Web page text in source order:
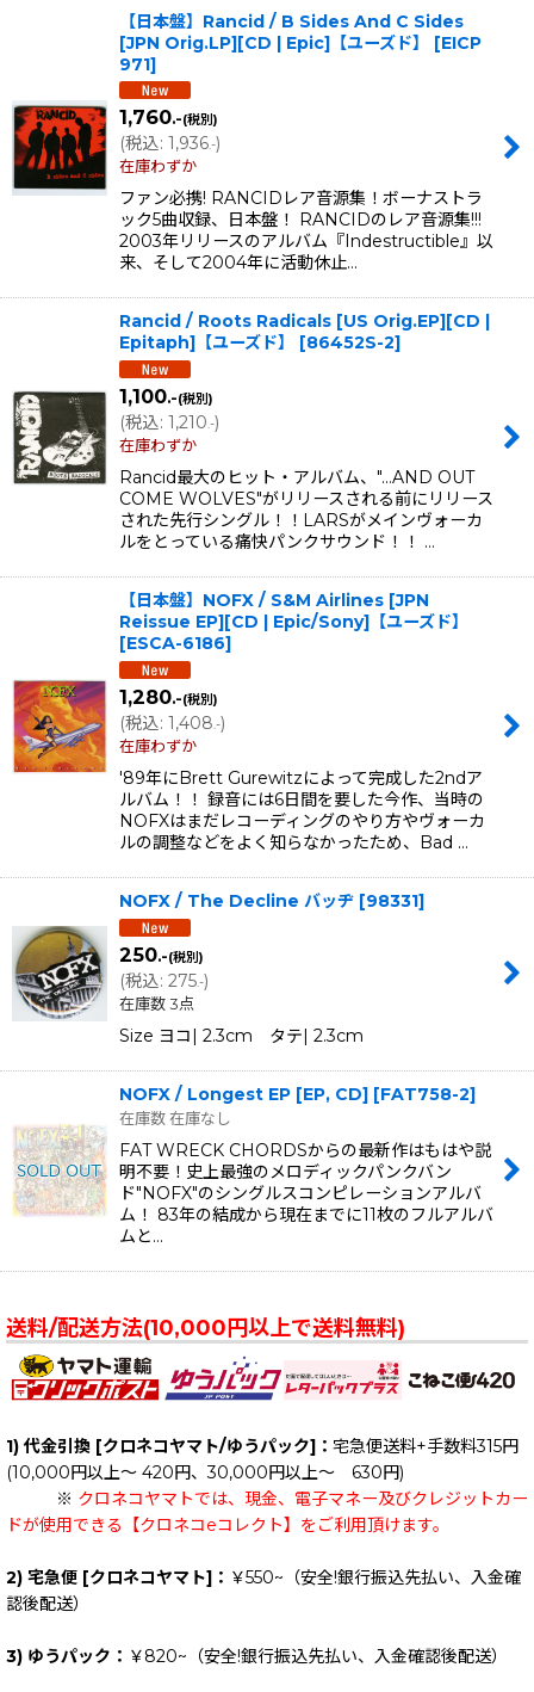
【日本盤】Rancid / B Sides And C Sides
[JPN Orig.LP][CD | Epic]【ユーズド】
[EICP
971]
1,760.-(税別)
(税込: 1,936.-)
在庫わずか
ファン必携! RANCIDレア音源集！ボーナストラ
ック5曲収録、日本盤！ RANCIDのレア音源集!!!
2003年リリースのアルバム『Indestructible』以
来、そして2004年に活動休止…
Rancid / Roots Radicals [US Orig.EP][CD |
Epitaph]【ユーズド】
[86452S-2]
1,100.-(税別)
(税込: 1,210.-)
在庫わずか
Rancid最大のヒット・アルバム、"…AND OUT
COME WOLVES"がリリースされる前にリリース
された先行シングル！！LARSがメインヴォーカ
ルをとっている痛快パンクサウンド！！ …
【日本盤】NOFX / S&M Airlines [JPN
Reissue EP][CD | Epic/Sony]【ユーズド】
[ESCA-6186]
1,280.-(税別)
(税込: 1,408.-)
在庫わずか
'89年にBrett Gurewitzによって完成した2ndア
ルバム！！ 録音には6日間を要した今作、当時の
NOFXはまだレコーディングのやり方やヴォーカ
ルの調整などをよく知らなかったため、Bad …
NOFX / The Decline バッヂ [98331]
250.-(税別)
(税込: 275.-)
在庫数 3点
Size ヨコ| 2.3cm タテ| 2.3cm
NOFX / Longest EP [EP, CD] [FAT758-2]
在庫数 在庫なし
FAT WRECK CHORDSからの最新作はもはや説
明不要！史上最強のメロディックパンクバン
ド"NOFX"のシングルスコンピレーションアルバ
ム！ 83年の結成から現在までに11枚のフルアルバ
ムと…
送料/配送方法(10,000円以上で送料無料)
1) 代金引換 [クロネコヤマト/ゆうパック]： 宅急便送料+手数料315円
(10,000円以上～ 420円、30,000円以上～ 630円)
※ クロネコヤマトでは、現金、電子マネー及びクレジットカー
ドが使用できる【クロネコeコレクト】をご利用頂けます。
2) 宅急便 [クロネコヤマト]： ￥550~（安全!銀行振込先払い、入金確
認後配送）
3) ゆうパック： ￥820~（安全!銀行振込先払い、入金確認後配送）